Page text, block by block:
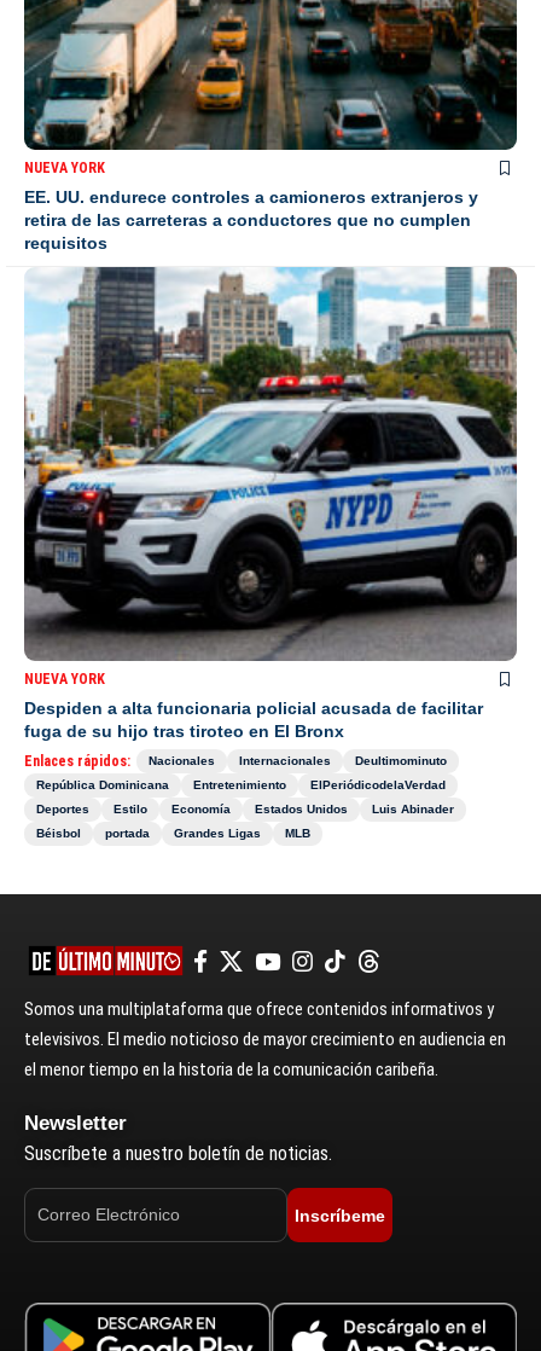
NUEVA YORK
EE. UU. endurece controles a camioneros extranjeros y
retira de las carreteras a conductores que no cumplen
requisitos
NUEVA YORK
Despiden a alta funcionaria policial acusada de facilitar
fuga de su hijo tras tiroteo en El Bronx
Enlaces rápidos: Nacionales Internacionales
Deultimominuto
República Dominicana
Entretenimiento
ElPeriódicodelaVerdad
Deportes
Estilo Economía Estados Unidos
Luis Abinader
Béisbol
portada Grandes Ligas MLB
Somos una multiplataforma que ofrece contenidos informativos y
televisivos. El medio noticioso de mayor crecimiento en audiencia en
el menor tiempo en la historia de la comunicación caribeña.
Newsletter
Suscríbete a nuestro boletín de noticias.
Inscríbeme